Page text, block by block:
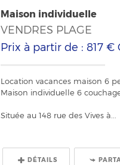
Maison individuelle
VENDRES PLAGE
Prix à partir de : 817 €
Location vacances maison 6
Maison individuelle 6
Située au 148 rue des Vives à...
DÉTAILS